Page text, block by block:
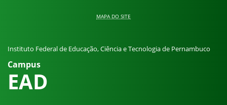
MAPA DO SITE
Instituto Federal de Educação, Ciência e Tecnologia de Pernambuco
Campus
EAD